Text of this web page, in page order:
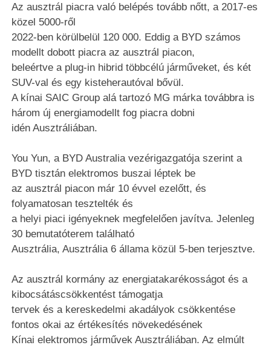
Az ausztrál piacra való belépés tovább nőtt, a 2017-es
közel 5000-ről
2022-ben körülbelül 120 000. Eddig a BYD számos
modellt dobott piacra az ausztrál piacon,
beleértve a plug-in hibrid többcélú járműveket, és két
SUV-val és egy kisteherautóval bővül.
A kínai SAIC Group alá tartozó MG márka továbbra is
három új energiamodellt fog piacra dobni
idén Ausztráliában.
You Yun, a BYD Australia vezérigazgatója szerint a
BYD tisztán elektromos buszai léptek be
az ausztrál piacon már 10 évvel ezelőtt, és
folyamatosan tesztelték és
a helyi piaci igényeknek megfelelően javítva. Jelenleg
30 bemutatóterem található
Ausztrália, Ausztrália 6 állama közül 5-ben terjesztve.
Az ausztrál kormány az energiatakarékosságot és a
kibocsátáscsökkentést támogatja
tervek és a kereskedelmi akadályok csökkentése
fontos okai az értékesítés növekedésének
Kínai elektromos járművek Ausztráliában. Az elmúlt